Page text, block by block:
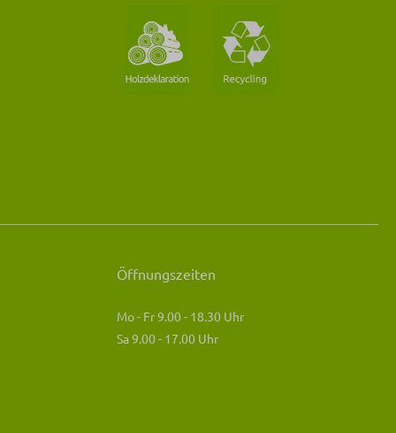
Öffnungszeiten
Mo - Fr 9.00 - 18.30 Uhr
Sa 9.00 - 17.00 Uhr